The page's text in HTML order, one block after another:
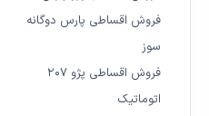
فروش اقساطی پارس دوگانه
سوز
فروش اقساطی پژو ۲۰۷
اتوماتیک